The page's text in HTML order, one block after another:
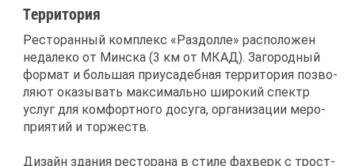
Тер­ри­то­рия
Ре­сто­ран­ный ком­плекс «Раз­дол­ле» рас­по­ло­жен
неда­ле­ко от Мин­ска (3 км от МКАД). За­го­род­ный
фор­мат и боль­шая при­уса­деб­ная тер­ри­то­рия поз­во­
ля­ют ока­зы­вать мак­си­маль­но ши­ро­кий спектр
услуг для ком­форт­но­го до­су­га, ор­га­ни­за­ции ме­ро­
при­я­тий и тор­жеств.
Ди­зайн зда­ния ре­сто­ра­на в сти­ле фах­верк с трост­